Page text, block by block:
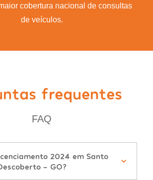
cobertura nacional de consultas
de veículos.
frequentes
FAQ
2024 em Santo
- GO?